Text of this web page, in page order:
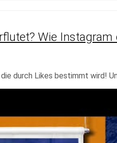
Wie Instagram
durch Likes bestimmt wird!